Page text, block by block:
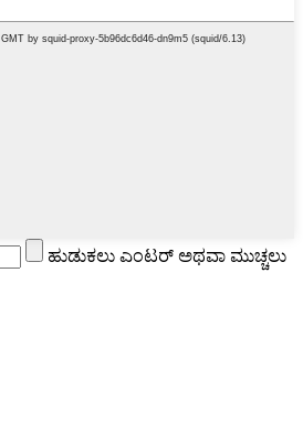
ಹುಡುಕಲು ಎಂಟರ್ ಅಥವಾ ಮುಚ್ಚಲು